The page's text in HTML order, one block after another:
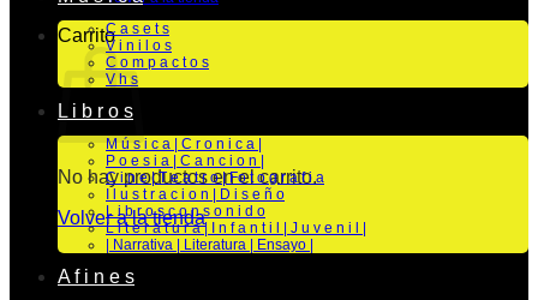
Carrito
No hay productos en el carrito.
Volver a la tienda
C a s e t s
V i n i l o s
C o m p a c t o s
V h s
L i b r o s
M ú s i c a | C r o n i c a |
P o e s i a | C a n c i o n |
C i n e | T e a t r o | Fo t o g r a f i a
I l u s t r a c i o n | D i s e ñ o
L i b r o s c o n s o n i d o
L i t e r a t u r a | I n f a n t i l | J u v e n i l |
| Narrativa | Literatura | Ensayo |
A f i n e s